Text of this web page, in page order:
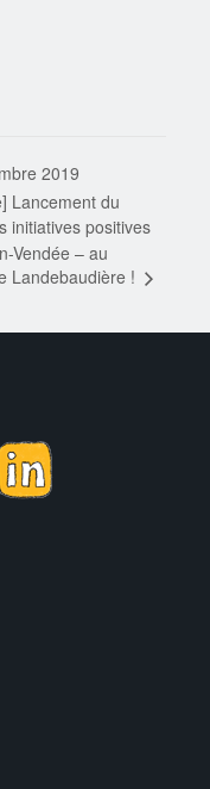
2019
Lancement du
initiatives positives
Vendée – au
Landebaudière !